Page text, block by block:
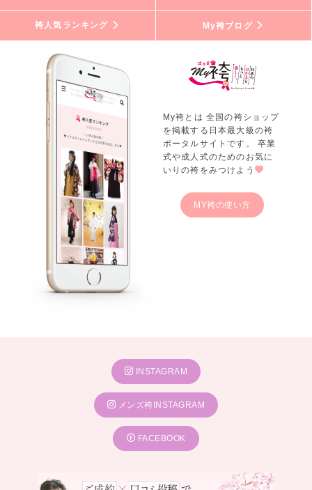
袴人気ランキング My袴ブログ
My袴とは 全国の袴ショップ
を掲載する日本最大級の袴
ポータルサイトです。 卒業
式や成人式のためのお気に
いりの袴をみつけよう
MY袴の使い方
INSTAGRAM
メンズ袴INSTAGRAM
FACEBOOK